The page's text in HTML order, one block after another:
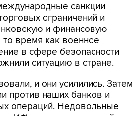
санкции
ограничений и
и финансовую
время как военное
в сфере безопасности
ситуацию в стране.
и они усилились. Затем
против наших банков и
операций. Недовольные